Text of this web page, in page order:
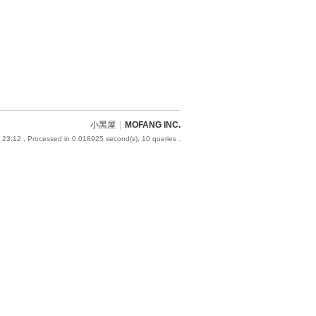
小黑屋 MOFANG INC.
23:12 , Processed in 0.018925 second(s), 10 queries .